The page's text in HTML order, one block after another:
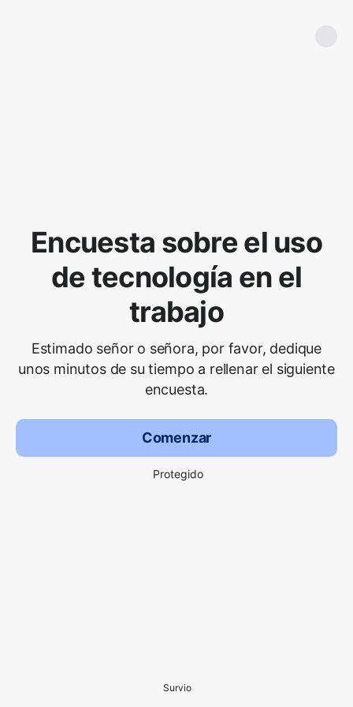
Encuesta sobre el uso
de tecnología en el
trabajo
Estimado señor o señora, por favor, dedique
unos minutos de su tiempo a rellenar el siguiente
encuesta.
Comenzar
Protegido
Survio